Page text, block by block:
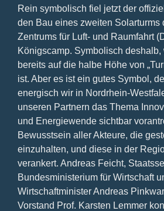
Rein symbolisch fiel jetzt der
den Bau eines zweiten Solarturms
Zentrums für Luft- und Raumfahrt
Königscamp. Symbolisch
bereits auf die halbe Höhe von
ist. Aber es ist ein gutes Symbol,
energisch wir in Nordrhein-
unseren Partnern das Thema
und Energiewende sichtbar
Bewusstsein aller Akteure, die
einzuhalten, und diese in der
verankert. Andreas Feicht,
Bundesministerium für Wirtschaft
Wirtschaftminister Andreas
Vorstand Prof. Karsten Lemmer